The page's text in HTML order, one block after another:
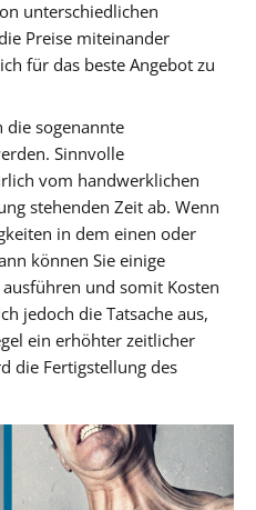
unterschiedlichen
Preise miteinander
für das beste Angebot zu
die sogenannte
Sinnvolle
vom handwerklichen
stehenden Zeit ab. Wenn
in dem einen oder
können Sie einige
und somit Kosten
jedoch die Tatsache aus,
ein erhöhter zeitlicher
die Fertigstellung des